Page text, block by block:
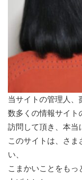
当サイトの管理人、
数多くの情報サイト
訪問して頂き、本当
このサイトは、さま
い、
こまかいことをもっ